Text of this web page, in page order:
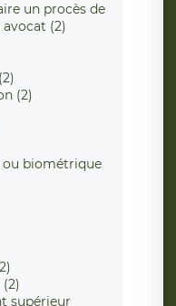
un procès de
(2)
(2)
ou biométrique
supérieur